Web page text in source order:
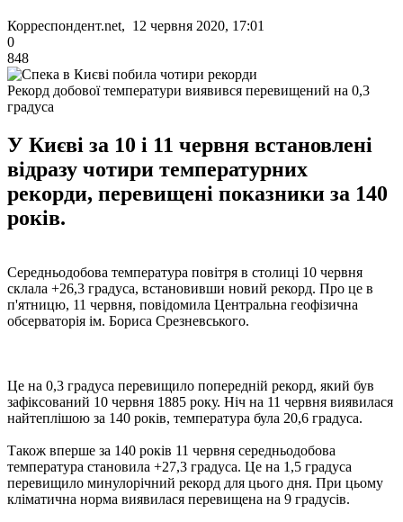
Корреспондент.net, 12 червня 2020, 17:01
0
848
Рекорд добової температури виявився перевищений на 0,3
градуса
У Києві за 10 і 11 червня встановлені
відразу чотири температурних
рекорди, перевищені показники за 140
років.
Середньодобова температура повітря в столиці 10 червня
склала +26,3 градуса, встановивши новий рекорд. Про це в
п'ятницю, 11 червня, повідомила Центральна геофізична
обсерваторія ім. Бориса Срезневського.
Це на 0,3 градуса перевищило попередній рекорд, який був
зафіксований 10 червня 1885 року. Ніч на 11 червня виявилася
найтеплішою за 140 років, температура була 20,6 градуса.
Також вперше за 140 років 11 червня середньодобова
температура становила +27,3 градуса. Це на 1,5 градуса
перевищило минулорічний рекорд для цього дня. При цьому
кліматична норма виявилася перевищена на 9 градусів.